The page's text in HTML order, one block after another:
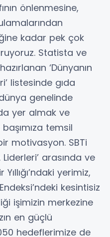
önlenmesine,
kadar pek çok
Statista ve
‘Dünyanın
listesinde gıda
genelinde
yer almak ve
temsil
motivasyon. SBTi
Liderleri’ arasında ve
yerimiz,
kesintisiz
işimizin merkezine
en güçlü
hedeflerimize de